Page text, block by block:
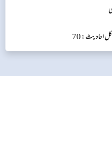
کل احادیث: 70